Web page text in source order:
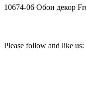
10674-06 Обои декор
Please follow and like us: